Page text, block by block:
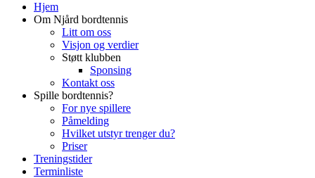
Hjem
Om Njård bordtennis
Litt om oss
Visjon og verdier
Støtt klubben
Sponsing
Kontakt oss
Spille bordtennis?
For nye spillere
Påmelding
Hvilket utstyr trenger du?
Priser
Treningstider
Terminliste